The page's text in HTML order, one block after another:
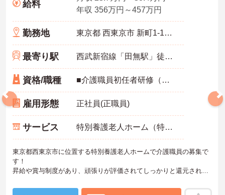
給料
年収 356万円～457万円
勤務地 東京都 西東京市 新町1-11-25
最寄り駅 西武新宿線「田無駅」徒歩12分
資格/職種 ■介護職員初任者研修（ヘルパー2級）必須
雇用形態 正社員(正職員)
サービス 特別養護老人ホーム（特養）
東京都西東京市に位置する特別養護老人ホームで介護職員の募集で
す！
昇給や賞与制度があり、頑張りが評価されてしっかりと還元されま
のため仕事と私生活の調和がとりやすい環境となっております！丁